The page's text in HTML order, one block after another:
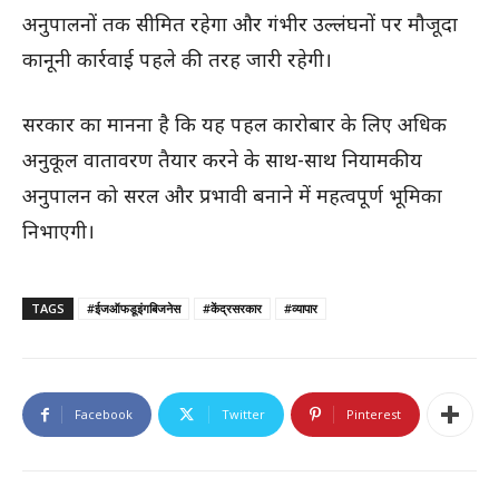
अनुपालनों तक सीमित रहेगा और गंभीर उल्लंघनों पर मौजूदा
कानूनी कार्रवाई पहले की तरह जारी रहेगी।
सरकार का मानना है कि यह पहल कारोबार के लिए अधिक
अनुकूल वातावरण तैयार करने के साथ-साथ नियामकीय
अनुपालन को सरल और प्रभावी बनाने में महत्वपूर्ण भूमिका
निभाएगी।
TAGS #ईजऑफडूइंगबिजनेस #केंद्रसरकार #व्यापार
Facebook Twitter Pinterest